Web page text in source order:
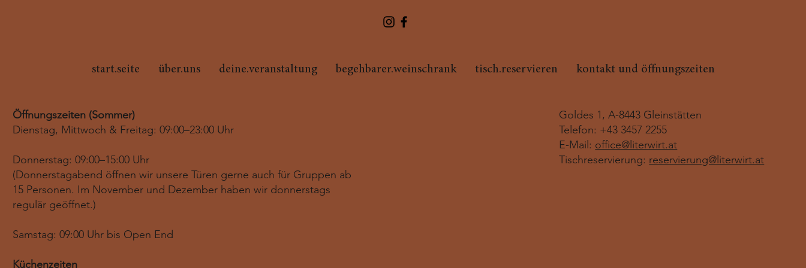
start.seite über.uns deine.veranstaltung begehbarer.weinschrank tisch.reservieren kontakt und öffnungszeiten
Öffnungszeiten (Sommer)
Dienstag, Mittwoch & Freitag: 09:00–23:00 Uhr
Donnerstag: 09:00–15:00 Uhr
(Donnerstagabend öffnen wir unsere Türen gerne auch für Gruppen ab
15 Personen. Im November und Dezember haben wir donnerstags
regulär geöffnet.)
Samstag: 09:00 Uhr bis Open End
Küchenzeiten
Goldes 1, A-8443 Gleinstätten
Telefon: +43 3457 2255
E-Mail: office@literwirt.at
Tischreservierung: reservierung@literwirt.at